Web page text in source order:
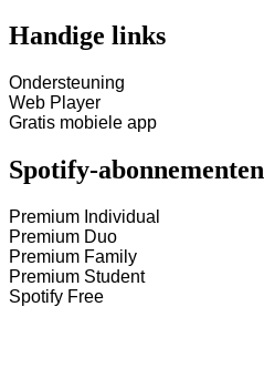
Handige links
Ondersteuning
Web Player
Gratis mobiele app
Spotify-abonnementen
Premium Individual
Premium Duo
Premium Family
Premium Student
Spotify Free